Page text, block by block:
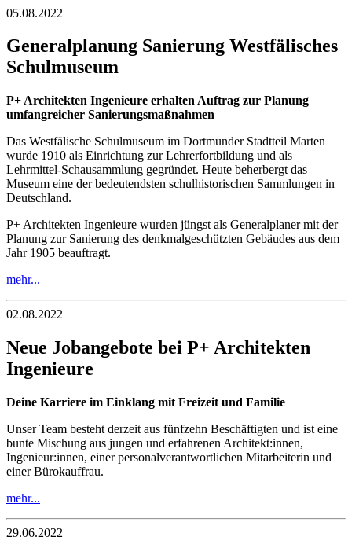
05.08.2022
Generalplanung Sanierung Westfälisches
Schulmuseum
P+ Architekten Ingenieure erhalten Auftrag zur Planung
umfangreicher Sanierungsmaßnahmen
Das Westfälische Schulmuseum im Dortmunder Stadtteil Marten
wurde 1910 als Einrichtung zur Lehrerfortbildung und als
Lehrmittel-Schausammlung gegründet. Heute beherbergt das
Museum eine der bedeutendsten schulhistorischen Sammlungen in
Deutschland.
P+ Architekten Ingenieure wurden jüngst als Generalplaner mit der
Planung zur Sanierung des denkmalgeschützten Gebäudes aus dem
Jahr 1905 beauftragt.
mehr...
02.08.2022
Neue Jobangebote bei P+ Architekten
Ingenieure
Deine Karriere im Einklang mit Freizeit und Familie
Unser Team besteht derzeit aus fünfzehn Beschäftigten und ist eine
bunte Mischung aus jungen und erfahrenen Architekt:innen,
Ingenieur:innen, einer personalverantwortlichen Mitarbeiterin und
einer Bürokauffrau.
mehr...
29.06.2022